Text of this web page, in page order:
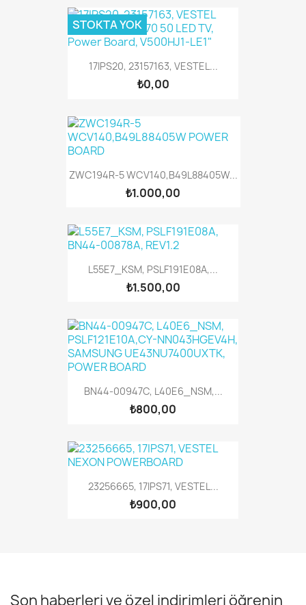
17IPS20, 23157163, VESTEL...
₺0,00
STOKTA YOK
ZWC194R-5 WCV140,B49L88405W...
₺1.000,00
L55E7_KSM, PSLF191E08A,...
₺1.500,00
BN44-00947C, L40E6_NSM,...
₺800,00
23256665, 17IPS71, VESTEL...
₺900,00
Son haberleri ve özel indirimleri öğrenin